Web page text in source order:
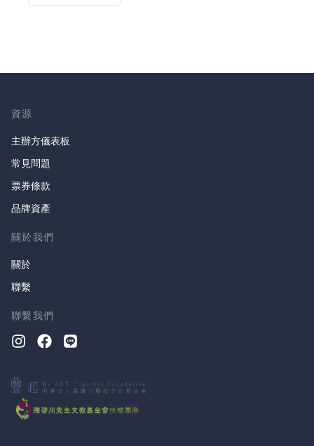
資源
主辦方儀表板
常見問題
票券條款
品牌資產
關於我們
關於
聯繫
聯繫我們